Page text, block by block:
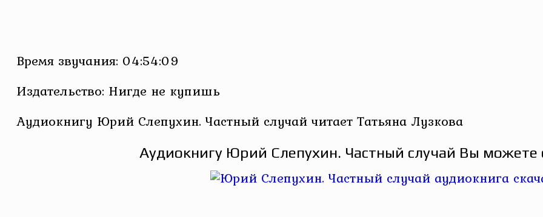
Время звучания: 04:54:09
Издательство: Нигде не купишь
Аудиокнигу Юрий Слепухин. Частный случай читает Татьяна Лузкова
Аудиокнигу Юрий Слепухин. Частный случай Вы можете